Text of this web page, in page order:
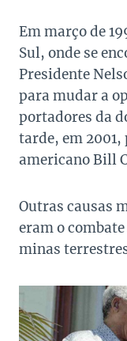
Em março de
Sul, onde se
Presidente
para mudar a
portadores da
tarde, em
americano Bill
Outras causas
eram o
minas